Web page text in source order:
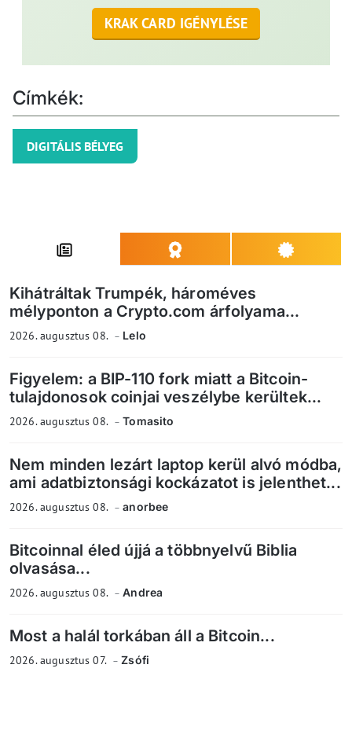
KRAK CARD IGÉNYLÉSE
Címkék:
DIGITÁLIS BÉLYEG
Kihátráltak Trumpék, hároméves
mélyponton a Crypto.com árfolyama...
2026. augusztus 08. Lelo
Figyelem: a BIP-110 fork miatt a Bitcoin-
tulajdonosok coinjai veszélybe kerültek...
2026. augusztus 08. Tomasito
Nem minden lezárt laptop kerül alvó módba,
ami adatbiztonsági kockázatot is jelenthet...
2026. augusztus 08. anorbee
Bitcoinnal éled újjá a többnyelvű Biblia
olvasása...
2026. augusztus 08. Andrea
Most a halál torkában áll a Bitcoin...
2026. augusztus 07. Zsófi